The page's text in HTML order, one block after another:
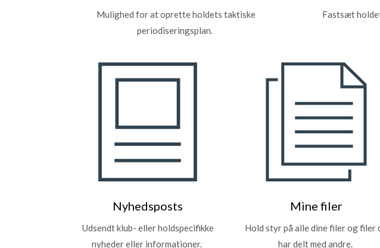
Mulighed for at oprette holdets taktiske
periodiseringsplan.
Fastsæt
Nyhedsposts
Udsendt klub- eller holdspecifikke
nyheder eller informationer.
Mine filer
Hold styr på alle dine filer og filer
har delt med andre.